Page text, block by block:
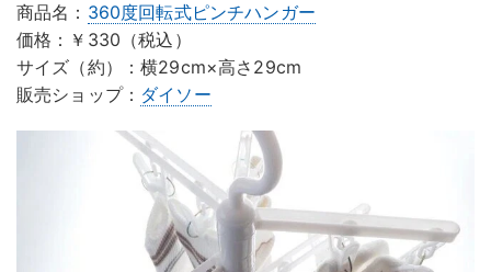
商品名： 360度回転式ピンチハンガー
価格：￥330（税込）
サイズ（約）：横29cm×高さ29cm
販売ショップ： ダイソー